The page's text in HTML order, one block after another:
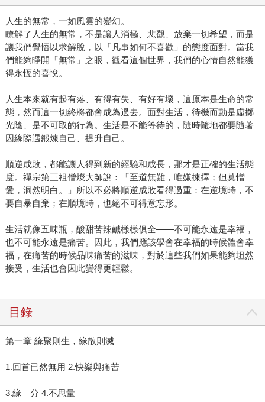
人生的無常，一如風雲的變幻。
瞭解了人生的無常，不是讓人消極、悲觀、放棄一切希望，而是
讓我們覺悟以求解脫，以「凡事如何不喜歡」的態度面對。當我
們能夠睜開「無常」之眼，觀看這個世界，我們的心情自然能獲
得永恆的喜悅。
人生本來就有起有落、有得有失、有好有壞，這原本是生命的常
態，然而這一切終將都會成為過去。面對生活，待機而動是虛擲
光陰、是不可取的行為。生活是不能等待的，隨時隨地都要隨著
因緣際遇鍛煉自己、提升自己。
順逆成敗，都能讓人得到新的經驗和成長，那才是正確的生活態
度。禪宗第三祖僧燦大師說：「至道無難，唯嫌揀擇；但莫憎
愛，洞然明白。」所以不必將順逆成敗看得過重：在逆境時，不
要自暴自棄；在順境時，也絕不可得意忘形。
生活就像五味瓶，酸甜苦辣鹹樣樣俱全——不可能永遠是幸福，
也不可能永遠是痛苦。因此，我們應該學會在幸福的時候體會幸
福，在痛苦的時候品味痛苦的滋味，對於這些我們如果能夠坦然
接受，生活也會因此變得更輕鬆。
目錄
第一章 緣聚則生，緣散則滅
1.回首已然無用 2.快樂與痛苦
3.緣 分 4.不思量